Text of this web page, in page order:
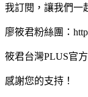
我訂閱，讓我們一
廖筱君粉絲團：
筱君台灣PLUS官方
感謝您的支持！